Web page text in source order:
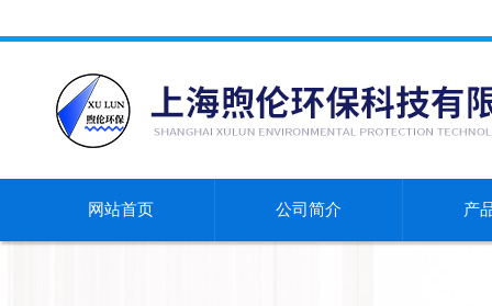
网站首页 公司简介 产